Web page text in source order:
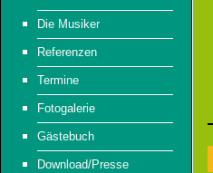
Die Musiker
Referenzen
Termine
Fotogalerie
Gästebuch
Download/Presse